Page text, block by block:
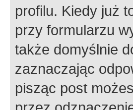
profilu. Kiedy już
przy formularzu
także domyślnie
zaznaczając
pisząc post